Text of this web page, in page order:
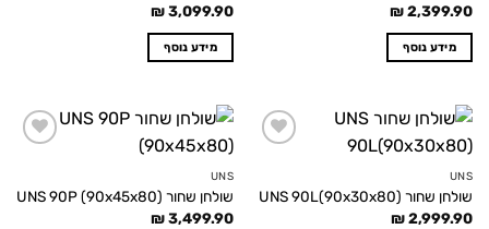
₪2,399.90
מידע נוסף
₪3,099.90
מידע נוסף
UNS
שולחן שחור UNS 90L(90x30x80)
₪2,999.90
UNS
שולחן שחור UNS 90P (90x45x80)
₪3,499.90